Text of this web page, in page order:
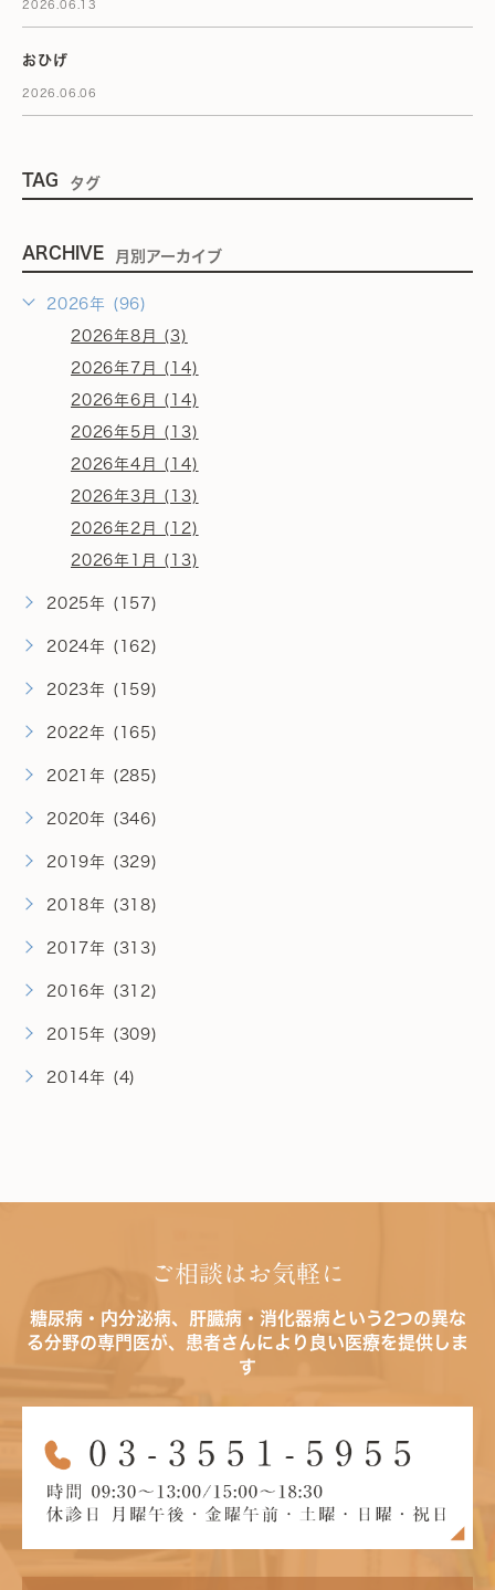
2026.06.13
おひげ
2026.06.06
TAG タグ
ARCHIVE 月別アーカイブ
2026年 (96)
2026年8月 (3)
2026年7月 (14)
2026年6月 (14)
2026年5月 (13)
2026年4月 (14)
2026年3月 (13)
2026年2月 (12)
2026年1月 (13)
2025年 (157)
2024年 (162)
2023年 (159)
2022年 (165)
2021年 (285)
2020年 (346)
2019年 (329)
2018年 (318)
2017年 (313)
2016年 (312)
2015年 (309)
2014年 (4)
ご相談はお気軽に
糖尿病・内分泌病、肝臓病・消化器病という2つの異な
る分野の専門医が、患者さんにより良い医療を提供しま
す